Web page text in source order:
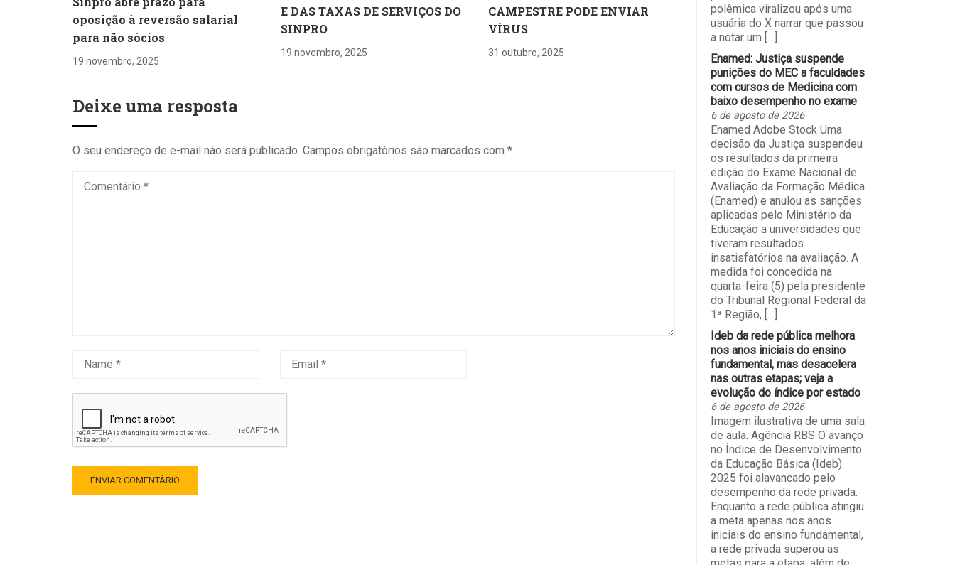
oposição à reversão salarial
para não sócios
19 novembro, 2025
E DAS TAXAS DE SERVIÇOS DO
SINPRO
19 novembro, 2025
CAMPESTRE PODE ENVIAR
VÍRUS
31 outubro, 2025
Deixe uma resposta
O seu endereço de e-mail não será publicado. Campos obrigatórios são marcados com *
polêmica viralizou após uma
usuária do X narrar que passou
a notar um […]
Enamed: Justiça suspende
punições do MEC a faculdades
com cursos de Medicina com
baixo desempenho no exame
6 de agosto de 2026
Enamed Adobe Stock Uma
decisão da Justiça suspendeu
os resultados da primeira
edição do Exame Nacional de
Avaliação da Formação Médica
(Enamed) e anulou as sanções
aplicadas pelo Ministério da
Educação a universidades que
tiveram resultados
insatisfatórios na avaliação. A
medida foi concedida na
quarta-feira (5) pela presidente
do Tribunal Regional Federal da
1ª Região, […]
Ideb da rede pública melhora
nos anos iniciais do ensino
fundamental, mas desacelera
nas outras etapas; veja a
evolução do índice por estado
6 de agosto de 2026
Imagem ilustrativa de uma sala
de aula. Agência RBS O avanço
no Índice de Desenvolvimento
da Educação Básica (Ideb)
2025 foi alavancado pelo
desempenho da rede privada.
Enquanto a rede pública atingiu
a meta apenas nos anos
iniciais do ensino fundamental,
a rede privada superou as